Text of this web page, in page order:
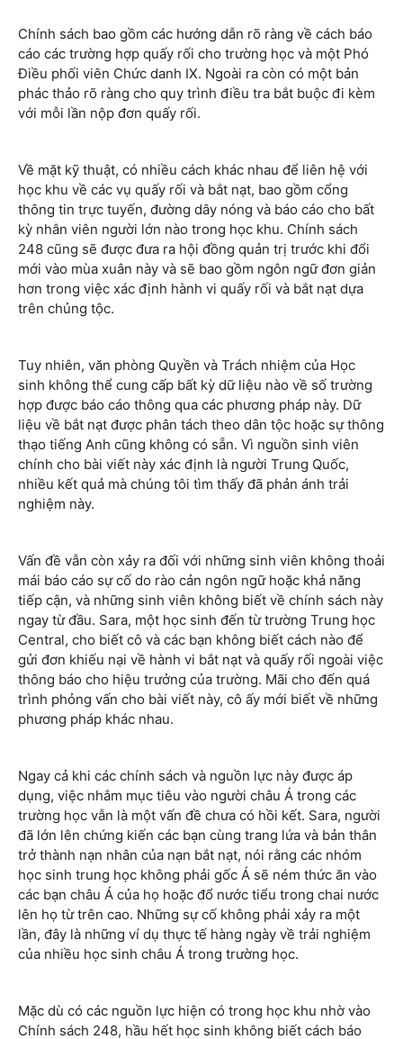
Chính sách bao gồm các hướng dẫn rõ ràng về cách báo
cáo các trường hợp quấy rối cho trường học và một Phó
Điều phối viên Chức danh IX. Ngoài ra còn có một bản
phác thảo rõ ràng cho quy trình điều tra bắt buộc đi kèm
với mỗi lần nộp đơn quấy rối.
Về mặt kỹ thuật, có nhiều cách khác nhau để liên hệ với
học khu về các vụ quấy rối và bắt nạt, bao gồm cổng
thông tin trực tuyến, đường dây nóng và báo cáo cho bất
kỳ nhân viên người lớn nào trong học khu. Chính sách
248 cũng sẽ được đưa ra hội đồng quản trị trước khi đổi
mới vào mùa xuân này và sẽ bao gồm ngôn ngữ đơn giản
hơn trong việc xác định hành vi quấy rối và bắt nạt dựa
trên chủng tộc.
Tuy nhiên, văn phòng Quyền và Trách nhiệm của Học
sinh không thể cung cấp bất kỳ dữ liệu nào về số trường
hợp được báo cáo thông qua các phương pháp này. Dữ
liệu về bắt nạt được phân tách theo dân tộc hoặc sự thông
thạo tiếng Anh cũng không có sẵn. Vì nguồn sinh viên
chính cho bài viết này xác định là người Trung Quốc,
nhiều kết quả mà chúng tôi tìm thấy đã phản ánh trải
nghiệm này.
Vấn đề vẫn còn xảy ra đối với những sinh viên không thoải
mái báo cáo sự cố do rào cản ngôn ngữ hoặc khả năng
tiếp cận, và những sinh viên không biết về chính sách này
ngay từ đầu. Sara, một học sinh đến từ trường Trung học
Central, cho biết cô và các bạn không biết cách nào để
gửi đơn khiếu nại về hành vi bắt nạt và quấy rối ngoài việc
thông báo cho hiệu trưởng của trường. Mãi cho đến quá
trình phỏng vấn cho bài viết này, cô ấy mới biết về những
phương pháp khác nhau.
Ngay cả khi các chính sách và nguồn lực này được áp
dụng, việc nhắm mục tiêu vào người châu Á trong các
trường học vẫn là một vấn đề chưa có hồi kết. Sara, người
đã lớn lên chứng kiến các bạn cùng trang lứa và bản thân
trở thành nạn nhân của nạn bắt nạt, nói rằng các nhóm
học sinh trung học không phải gốc Á sẽ ném thức ăn vào
các bạn châu Á của họ hoặc đổ nước tiểu trong chai nước
lên họ từ trên cao. Những sự cố không phải xảy ra một
lần, đây là những ví dụ thực tế hàng ngày về trải nghiệm
của nhiều học sinh châu Á trong trường học.
Mặc dù có các nguồn lực hiện có trong học khu nhờ vào
Chính sách 248, hầu hết học sinh không biết cách báo